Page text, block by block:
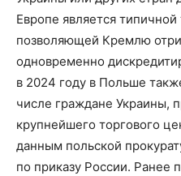
Европе является
позволяющей Кремлю
одновременно
в 2024 году в Польше
числе граждане Украины,
крупнейшего торгового
данным польской
по приказу России. Ранее